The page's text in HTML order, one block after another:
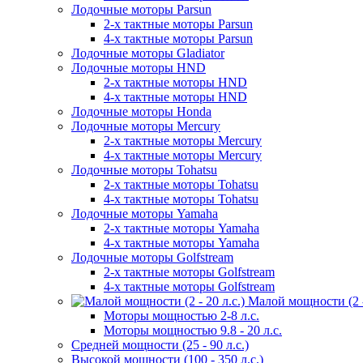
Лодочные моторы Parsun
2-х тактные моторы Parsun
4-х тактные моторы Parsun
Лодочные моторы Gladiator
Лодочные моторы HND
2-х тактные моторы HND
4-х тактные моторы HND
Лодочные моторы Honda
Лодочные моторы Mercury
2-х тактные моторы Mercury
4-х тактные моторы Mercury
Лодочные моторы Tohatsu
2-х тактные моторы Tohatsu
4-х тактные моторы Tohatsu
Лодочные моторы Yamaha
2-х тактные моторы Yamaha
4-х тактные моторы Yamaha
Лодочные моторы Golfstream
2-х тактные моторы Golfstream
4-х тактные моторы Golfstream
Малой мощности (2
Моторы мощностью 2-8 л.с.
Моторы мощностью 9.8 - 20 л.с.
Средней мощности (25 - 90 л.с.)
Высокой мощности (100 - 350 л.с.)